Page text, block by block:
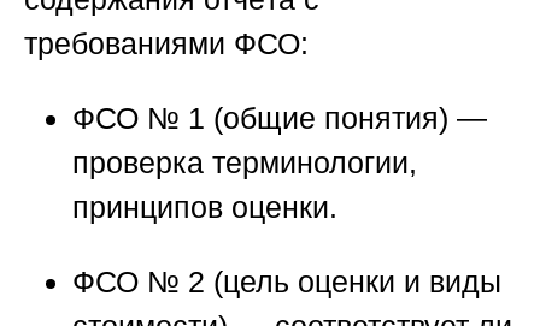
требованиями ФСО:
ФСО № 1 (общие понятия) —
проверка терминологии,
принципов оценки.
ФСО № 2 (цель оценки и виды